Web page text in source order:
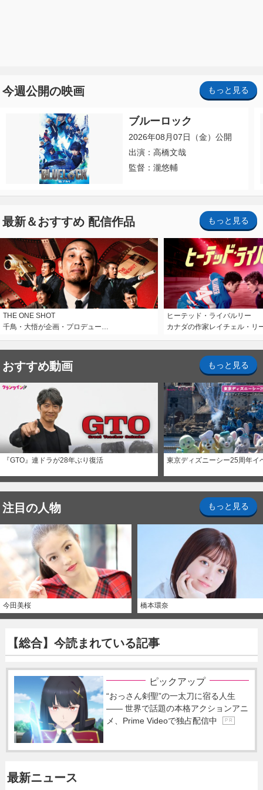
今週公開の映画 もっと見る
ブルーロック
2026年08月07日（金）公開
出演：高橋文哉
監督：瀧悠輔
最新＆おすすめ 配信作品 もっと見る
THE ONE SHOT
千鳥・大悟が企画・プロデュー…
ヒーテッド・ライバルリー
カナダの作家レイチェル・リ
おすすめ動画 もっと見る
『GTO』連ドラが28年ぶり復活 東京ディズニーシー25周年イ
注目の人物 もっと見る
今田美桜 橋本環奈
【総合】今読まれている記事
ピックアップ
“おっさん剣聖”の一太刀に宿る人生
―― 世界で話題の本格アクションアニ
メ、Prime Videoで独占配信中
P R
最新ニュース